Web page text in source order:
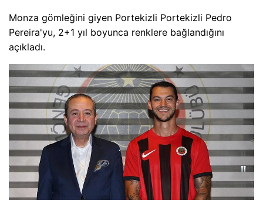
Monza gömleğini giyen Portekizli Portekizli Pedro
Pereira'yu, 2+1 yıl boyunca renklere bağlandığını
açıkladı.